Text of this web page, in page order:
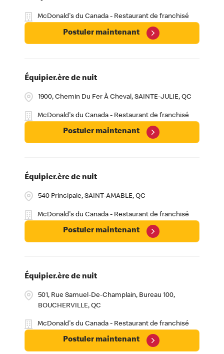
McDonald's du Canada - Restaurant de franchisé
Postuler maintenant
Équipier.ère de nuit
1900, Chemin Du Fer À Cheval, SAINTE-JULIE, QC
McDonald's du Canada - Restaurant de franchisé
Postuler maintenant
Équipier.ère de nuit
540 Principale, SAINT-AMABLE, QC
McDonald's du Canada - Restaurant de franchisé
Postuler maintenant
Équipier.ère de nuit
501, Rue Samuel-De-Champlain, Bureau 100,
BOUCHERVILLE, QC
McDonald's du Canada - Restaurant de franchisé
Postuler maintenant